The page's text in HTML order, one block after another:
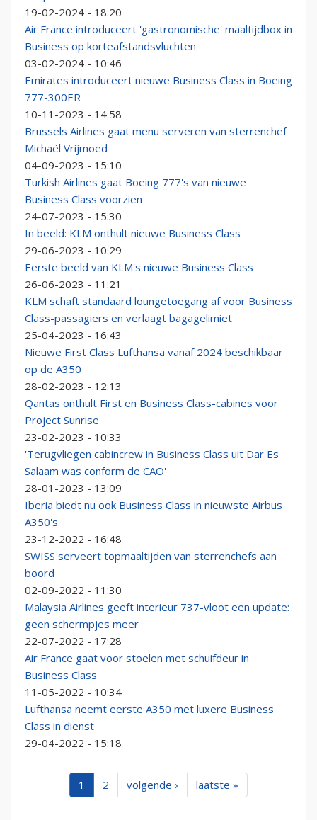
19-02-2024 - 18:20
Air France introduceert 'gastronomische' maaltijdbox in
Business op korteafstandsvluchten
03-02-2024 - 10:46
Emirates introduceert nieuwe Business Class in Boeing
777-300ER
10-11-2023 - 14:58
Brussels Airlines gaat menu serveren van sterrenchef
Michaël Vrijmoed
04-09-2023 - 15:10
Turkish Airlines gaat Boeing 777's van nieuwe
Business Class voorzien
24-07-2023 - 15:30
In beeld: KLM onthult nieuwe Business Class
29-06-2023 - 10:29
Eerste beeld van KLM's nieuwe Business Class
26-06-2023 - 11:21
KLM schaft standaard loungetoegang af voor Business
Class-passagiers en verlaagt bagagelimiet
25-04-2023 - 16:43
Nieuwe First Class Lufthansa vanaf 2024 beschikbaar
op de A350
28-02-2023 - 12:13
Qantas onthult First en Business Class-cabines voor
Project Sunrise
23-02-2023 - 10:33
'Terugvliegen cabincrew in Business Class uit Dar Es
Salaam was conform de CAO'
28-01-2023 - 13:09
Iberia biedt nu ook Business Class in nieuwste Airbus
A350's
23-12-2022 - 16:48
SWISS serveert topmaaltijden van sterrenchefs aan
boord
02-09-2022 - 11:30
Malaysia Airlines geeft interieur 737-vloot een update:
geen schermpjes meer
22-07-2022 - 17:28
Air France gaat voor stoelen met schuifdeur in
Business Class
11-05-2022 - 10:34
Lufthansa neemt eerste A350 met luxere Business
Class in dienst
29-04-2022 - 15:18
1 2 volgende › laatste »